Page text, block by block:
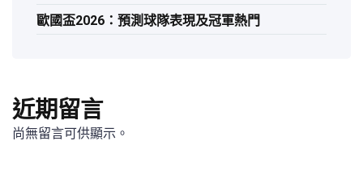
歐國盃2026：預測球隊表現及冠軍熱門
近期留言
尚無留言可供顯示。